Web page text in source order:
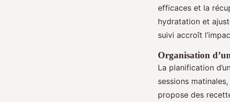
efficaces et la
hydratation et
suivi accroît
Organisation
La planification
sessions
propose des